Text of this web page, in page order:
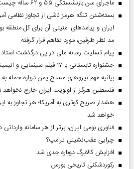
ماجرای سن بازنشستگی ۵۵ و ۶۲ ساله چیست؟
بسته‌شدن تنگه هرمز ناشی از تجاوز نظامی
ایران و پیامد‌های امنیتی آن برای کل
مد نظر طرفین، مورد تفاهم قرار گرفته
پیام تسلیت رسانه ملی در پی درگذشت استاد
جشنواره تابستانی با ۱۷ فیلم سینمایی و انیمیشن روی آنتن تلویزیون
بیانیه مهم نیروهای مسلح یمن درباره
فلسطین هرگز از اولویت ایران خارج
هشدار صریح کوثری به آمریکا؛ هر تجاوز به
خواهد شد
فناوری بومی ایران، برتر از هر سامانه
چرایی عقب‌نشینی ترامپ؟
افزایش کالابرگ دوباره جدی شد
رکوردشکنی تاریخی بورس